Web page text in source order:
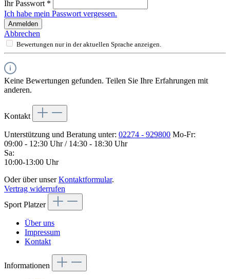
Ihr Passwort *
Ich habe mein Passwort vergessen.
Anmelden
Abbrechen
Bewertungen nur in der aktuellen Sprache anzeigen.
Keine Bewertungen gefunden. Teilen Sie Ihre Erfahrungen mit
anderen.
Kontakt
Unterstützung und Beratung unter: 02274 - 929800 Mo-Fr:
09:00 - 12:30 Uhr / 14:30 - 18:30 Uhr
Sa:
10:00-13:00 Uhr
Oder über unserKontaktformular.
Vertrag widerrufen
Sport Platzer
Über uns
Impressum
Kontakt
Informationen